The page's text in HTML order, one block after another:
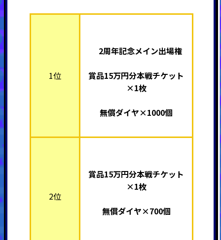
1位
2周年記念メイン出場権
賞品15万円分本戦チケット
×1枚
無償ダイヤ×1000個
2位
賞品15万円分本戦チケット
×1枚
無償ダイヤ×700個